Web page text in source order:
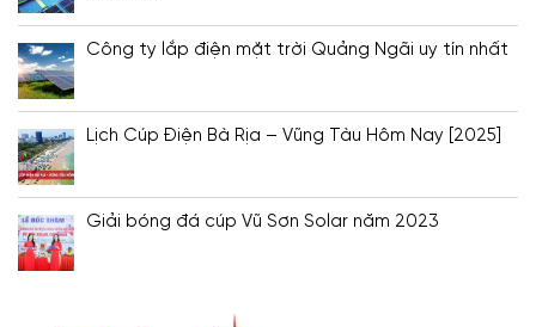
Công ty lắp điện mặt trời Quảng Ngãi uy tín nhất
Lịch Cúp Điện Bà Rịa – Vũng Tàu Hôm Nay [2025]
Giải bóng đá cúp Vũ Sơn Solar năm 2023